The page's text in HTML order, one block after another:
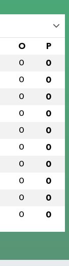
O P
0 0
0 0
0 0
0 0
0 0
0 0
0 0
0 0
0 0
0 0